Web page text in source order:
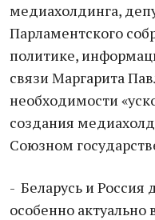
медиахолдинга,
Парламентского
политике,
связи Маргарита
необходимости
создания
Союзном
- Беларусь и Россия
особенно актуально